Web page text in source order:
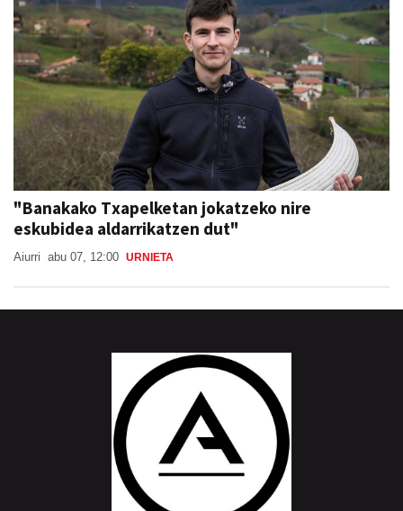
"Banakako Txapelketan jokatzeko nire
eskubidea aldarrikatzen dut"
Aiurri abu 07, 12:00 URNIETA